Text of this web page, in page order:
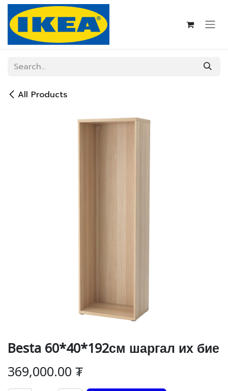
Skip to Content
All Products
Besta 60*40*192см шаргал их бие
369,000.00₮